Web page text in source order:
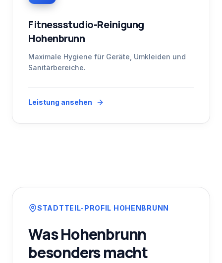
Fitnessstudio-Reinigung
Hohenbrunn
Maximale Hygiene für Geräte, Umkleiden und
Sanitärbereiche.
Leistung ansehen
STADTTEIL-PROFIL HOHENBRUNN
WasHohenbrunn
besonders macht